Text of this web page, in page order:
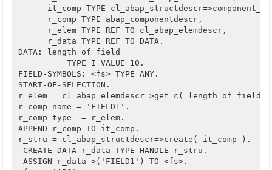
it_comp TYPE
      r_comp TYPE abap_componentdescr,
      r_elem TYPE REF TO cl_abap_elemdescr,
      r_data TYPE REF TO DATA.
DATA: length_of_field
          TYPE I VALUE 10.
FIELD-SYMBOLS: <fs> TYPE ANY.
START-OF-SELECTION.
r_elem = cl_abap_elemdescr=>get_c( length_of_field
r_comp-name = 'FIELD1'.
r_comp-type  = r_elem.
APPEND r_comp TO it_comp.
r_stru = cl_abap_structdescr=>create( it_comp ).
CREATE DATA r_data TYPE HANDLE r_stru.
ASSIGN r_data->('FIELD1') TO <fs>.